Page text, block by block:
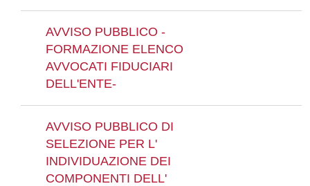
AVVISO PUBBLICO -
FORMAZIONE ELENCO
AVVOCATI FIDUCIARI
DELL'ENTE-
AVVISO PUBBLICO DI
SELEZIONE PER L'
INDIVIDUAZIONE DEI
COMPONENTI DELL'